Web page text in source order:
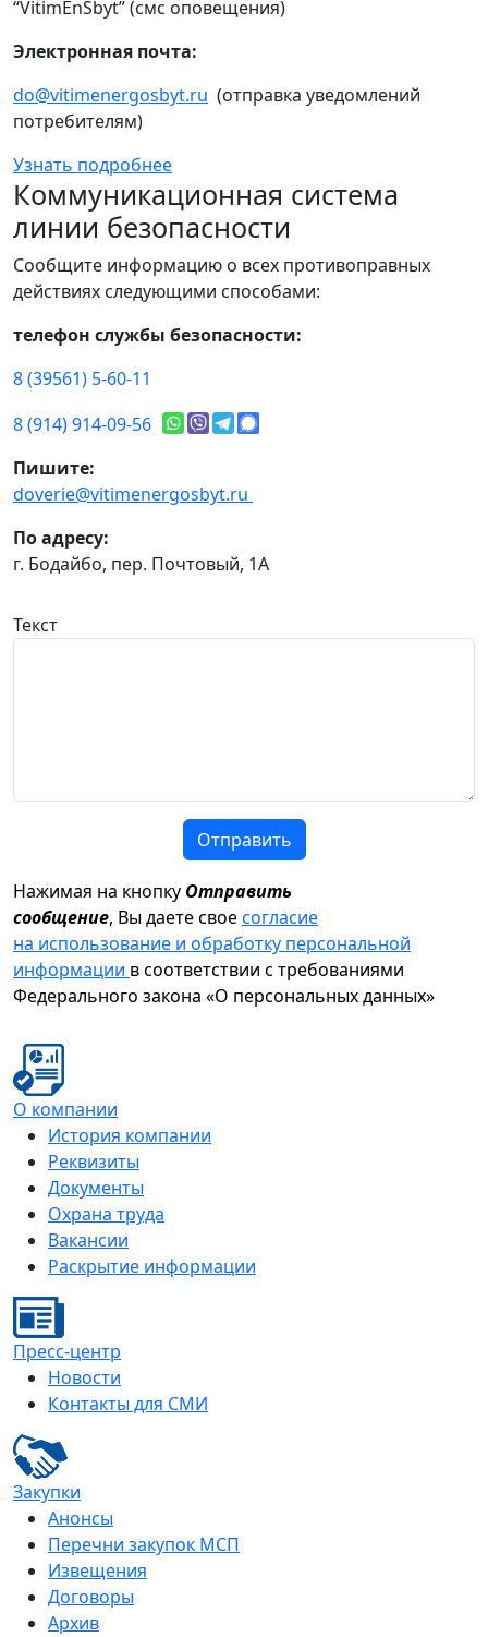
“VitimEnSbyt” (смс оповещения)
Электронная почта:
do@vitimenergosbyt.ru (отправка уведомлений
потребителям)
Узнать подробнее
Коммуникационная система
линии безопасности
Сообщите информацию о всех противоправных
действиях следующими способами:
телефон службы безопасности:
8 (39561) 5-60-11
8 (914) 914-09-56
Пишите:
doverie@vitimenergosbyt.ru
По адресу:
г. Бодайбо, пер. Почтовый, 1А
Текст
Отправить
Нажимая на кнопку Отправить
сообщение, Вы даете своесогласие
на использование и обработку персональной
информации в соответствии с требованиями
Федерального закона «О персональных данных»
О компании
История компании
Реквизиты
Документы
Охрана труда
Вакансии
Раскрытие информации
Пресс-центр
Новости
Контакты для СМИ
Закупки
Анонсы
Перечни закупок МСП
Извещения
Договоры
Архив